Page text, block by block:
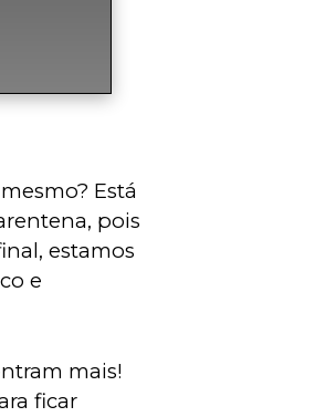
Está
pois
estamos
e
mais!
ficar